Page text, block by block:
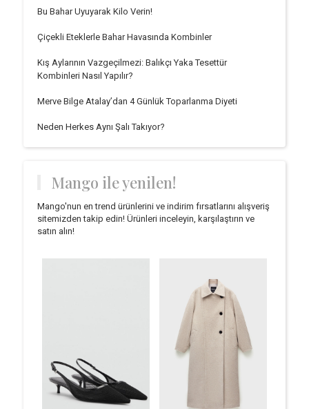
Bu Bahar Uyuyarak Kilo Verin!
Çiçekli Eteklerle Bahar Havasında Kombinler
Kış Aylarının Vazgeçilmezi: Balıkçı Yaka Tesettür
Kombinleri Nasıl Yapılır?
Merve Bilge Atalay’dan 4 Günlük Toparlanma Diyeti
Neden Herkes Aynı Şalı Takıyor?
Mango ile yenilen!
Mango'nun en trend ürünlerini ve indirim fırsatlarını alışveriş
sitemizden takip edin! Ürünleri inceleyin, karşılaştırın ve
satın alın!